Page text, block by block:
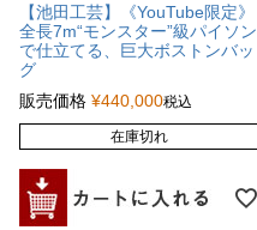
【池田工芸】《YouTube限定》
全長7m“モンスター”級パイソン
で仕立てる、巨大ボストンバッ
グ
販売価格 ¥440,000税込
在庫切れ